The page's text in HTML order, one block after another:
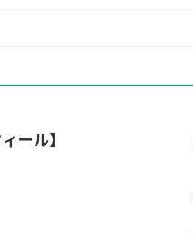
ール】